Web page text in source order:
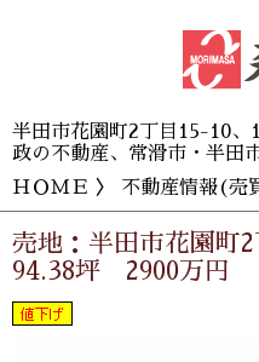
半田市花園町2丁目15-10
政の不動産、常滑市・半田
ＨＯＭＥ 〉 不動産情報(売
売地：半田市花園町
94.38坪 2900万円